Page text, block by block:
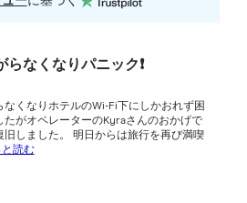
らなくなりパニック❗️
なくなりホテルのWi-Fi下にしかおれず困
たがオペレーターのKyraさんのおかげで
旧しました。 明日からは旅行を再び満喫
と読む